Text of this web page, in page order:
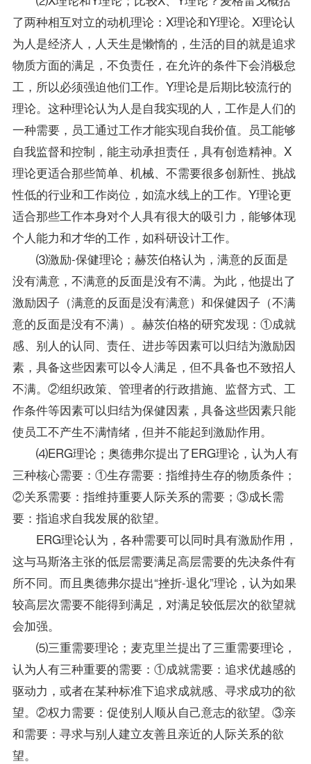
了两种相互对立的动机理论：X理论和Y理论。X理论认
为人是经济人，人天生是懒惰的，生活的目的就是追求
物质方面的满足，不负责任，在允许的条件下会消极怠
工，所以必须强迫他们工作。Y理论是后期比较流行的
理论。这种理论认为人是自我实现的人，工作是人们的
一种需要，员工通过工作才能实现自我价值。员工能够
自我监督和控制，能主动承担责任，具有创造精神。X
理论更适合那些简单、机械、不需要很多创新性、挑战
性低的行业和工作岗位，如流水线上的工作。Y理论更
适合那些工作本身对个人具有很大的吸引力，能够体现
个人能力和才华的工作，如科研设计工作。
⑶激励-保健理论；赫茨伯格认为，满意的反面是
没有满意，不满意的反面是没有不满。为此，他提出了
激励因子（满意的反面是没有满意）和保健因子（不满
意的反面是没有不满）。赫茨伯格的研究发现：①成就
感、别人的认同、责任、进步等因素可以归结为激励因
素，具备这些因素可以令人满足，但不具备也不致招人
不满。②组织政策、管理者的行政措施、监督方式、工
作条件等因素可以归结为保健因素，具备这些因素只能
使员工不产生不满情绪，但并不能起到激励作用。
⑷ERG理论；奥德弗尔提出了ERG理论，认为人有
三种核心需要：①生存需要：指维持生存的物质条件；
②关系需要：指维持重要人际关系的需要；③成长需
要：指追求自我发展的欲望。
ERG理论认为，各种需要可以同时具有激励作用，
这与马斯洛主张的低层需要满足高层需要的先决条件有
所不同。而且奥德弗尔提出“挫折-退化”理论，认为如果
较高层次需要不能得到满足，对满足较低层次的欲望就
会加强。
⑸三重需要理论；麦克里兰提出了三重需要理论，
认为人有三种重要的需要：①成就需要：追求优越感的
驱动力，或者在某种标准下追求成就感、寻求成功的欲
望。②权力需要：促使别人顺从自己意志的欲望。③亲
和需要：寻求与别人建立友善且亲近的人际关系的欲
望。